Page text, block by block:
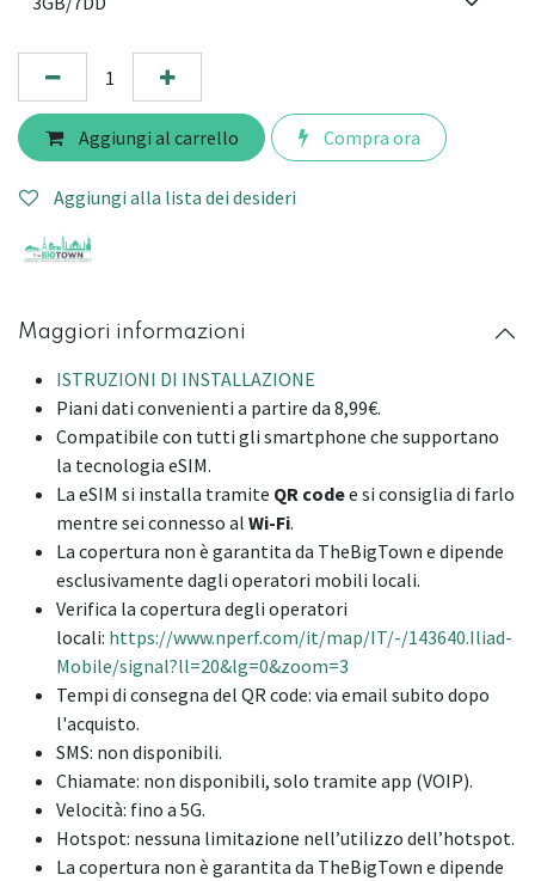
Aggiungi al carrello Compra ora
Aggiungi alla lista dei desideri
Maggiori informazioni
ISTRUZIONI DI INSTALLAZIONE
Piani dati convenienti a partire da 8,99€.
Compatibile con tutti gli smartphone che supportano
la tecnologia eSIM.
La eSIM si installa tramite QR codee si consiglia di farlo
mentre sei connesso al Wi-Fi.
La copertura non è garantita da TheBigTown e dipende
esclusivamente dagli operatori mobili locali.
Verifica la copertura degli operatori
locali: https://www.nperf.com/it/map/IT/-/143640.Iliad-
Mobile/signal?ll=20&lg=0&zoom=3
Tempi di consegna del QR code: via email subito dopo
l'acquisto.
SMS: non disponibili.
Chiamate: non disponibili, solo tramite app (VOIP).
Velocità: fino a 5G.
Hotspot: nessuna limitazione nell’utilizzo dell’hotspot.
La copertura non è garantita da TheBigTown e dipende